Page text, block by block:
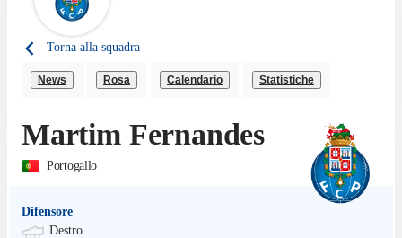
Torna alla squadra
News Rosa Calendario Statistiche
Martim Fernandes
Portogallo
Difensore
Destro